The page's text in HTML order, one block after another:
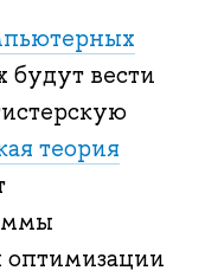
вести
теория